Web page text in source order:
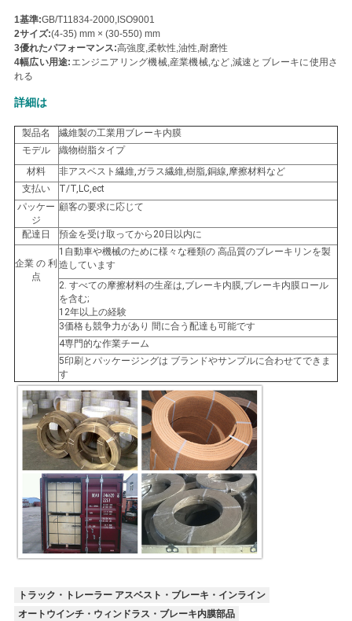
引
用
を
要
求
し
な
さ
い
図
PRIVACY
POLICY
1基準:GB/T11834-2000,ISO9001
2サイズ:(4-35) mm × (30-550) mm
3優れたパフォーマンス:高強度,柔軟性,油性,耐磨性
4幅広い用途: エンジニアリング機械,産業機械,など,減速とブレーキに使用さ
れる
詳細は
製品名
繊維製の工業用ブレーキ内膜
モデル
織物樹脂タイプ
材料
非アスベスト繊維,ガラス繊維,樹脂,銅線,摩擦材料など
支払い
T/T,LC,ect
パッケー
ジ
顧客の要求に応じて
配達日 預金を受け取ってから20日以内に
企業 の 利
点
1自動車や機械のために様々な種類の 高品質のブレーキリンを製
造しています
2. すべての摩擦材料の生産は,ブレーキ内膜,ブレーキ内膜ロール
を含む;
12年以上の経験
3価格も競争力があり 間に合う配達も可能です
4専門的な作業チーム
5印刷とパッケージングは ブランドやサンプルに合わせてできま
す
トラック・トレーラー アスベスト・ブレーキ・インライン
オートウインチ・ウィンドラス・ブレーキ内膜部品